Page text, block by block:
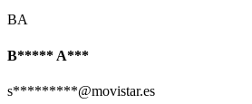
BA
B***** A***
s*********@movistar.es